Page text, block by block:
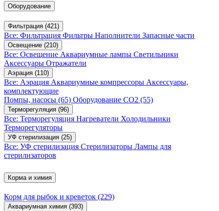
Оборудование
Фильтрация (421)
Все: Фильтрация Фильтры Наполнители Запасные части
Освещение (210)
Все: Освещение Аквариумные лампы Светильники
Аксессуары Отражатели
Аэрация (110)
Все: Аэрация Аквариумные компрессоры Аксессуары,
комплектующие
Помпы, насосы (65) Оборудование CO2 (55)
Терморегуляция (96)
Все: Терморегуляция Нагреватели Холодильники
Терморегуляторы
УФ стерилизация (25)
Все: УФ стерилизация Стерилизаторы Лампы для
стерилизаторов
Корма и химия
Корм для рыбок и креветок (229)
Аквариумная химия (393)